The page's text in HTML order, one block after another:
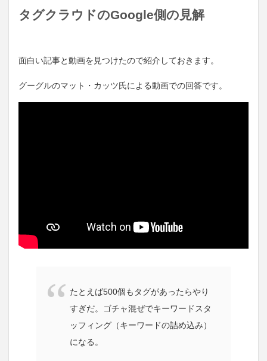
タグクラウドのGoogle側の見解
面白い記事と動画を見つけたので紹介しておきます。
グーグルのマット・カッツ氏による動画での回答です。
たとえば500個もタグがあったらやり
すぎだ。ゴチャ混ぜでキーワードスタ
ッフィング（キーワードの詰め込み）
になる。